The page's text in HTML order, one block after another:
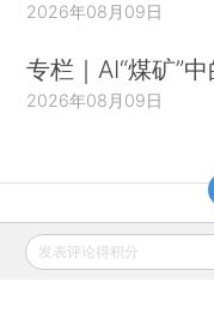
2026年08月09日
专栏｜AI“煤矿”
2026年08月09日
财新移动
发表评论得积分